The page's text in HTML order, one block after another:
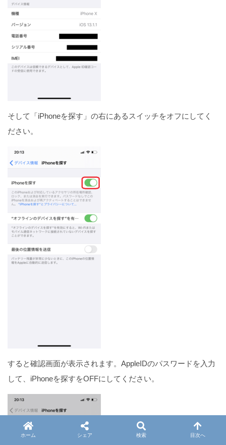
そして「iPhoneを探す」の右にあるスイッチをオフにしてく
ださい。
すると確認画面が表示されます。AppleIDのパスワードを入力
して、iPhoneを探すをOFFにしてください。
ホーム シェア 検索 目次へ